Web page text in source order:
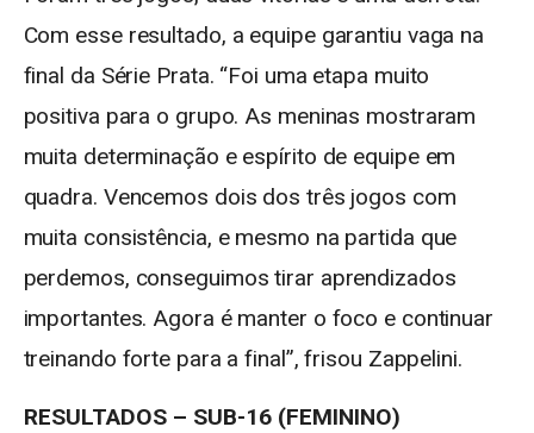
Com esse resultado, a equipe garantiu vaga na
final da Série Prata. “Foi uma etapa muito
positiva para o grupo. As meninas mostraram
muita determinação e espírito de equipe em
quadra. Vencemos dois dos três jogos com
muita consistência, e mesmo na partida que
perdemos, conseguimos tirar aprendizados
importantes. Agora é manter o foco e continuar
treinando forte para a final”, frisou Zappelini.
RESULTADOS – SUB-16 (FEMININO)